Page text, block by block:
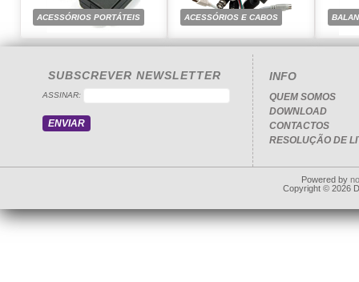
ACESSÓRIOS PORTÁTEIS ACESSÓRIOS E CABOS
SUBSCREVER NEWSLETTER
ASSINAR:
INFO
QUEM SOMOS
DOWNLOAD
CONTACTOS
RESOLUÇÃO DE
Powered by
Copyright © 2026